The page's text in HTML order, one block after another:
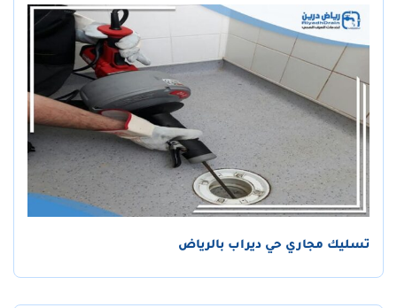
تسليك مجاري حي ديراب بالرياض